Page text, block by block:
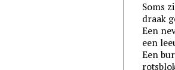
Soms
draak
Een
een
Een